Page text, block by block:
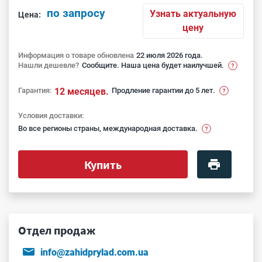
Цена: по запросу
Узнать актуальную
цену
Информация о товаре обновлена 22 июля 2026 года.
Нашли дешевле? Сообщите. Наша цена будет наилучшей.
Гарантия: 12 месяцев. Продление гарантии до 5 лет.
Условия доставки:
Во все регионы страны, международная доставка.
Купить
Отдел продаж
info@zahidprylad.com.ua